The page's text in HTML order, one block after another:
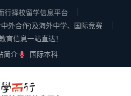
行择校留学信息平台
外合作)及海外中学、国际竞赛
育信息一站直达！
简介
国际本科